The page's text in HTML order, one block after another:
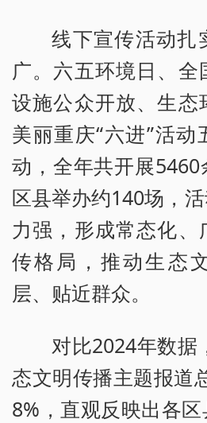
线下宣传活动扎
广。六五环境日、全
设施公众开放、生态
美丽重庆“六进”活
动，全年共开展
区县举办约140场，
力强，形成常态化、
传格局，推动生态
层、贴近群众。
对比2024年数据
态文明传播主题报道
8%，直观反映出各